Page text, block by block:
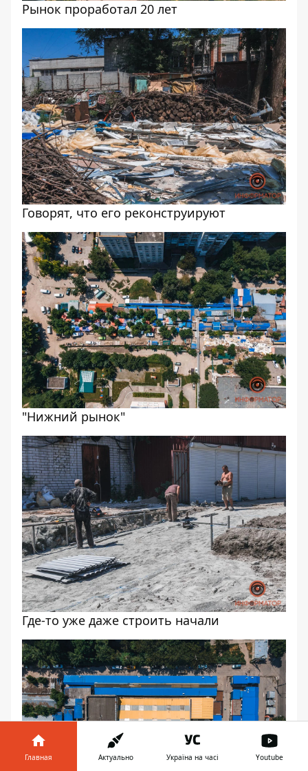
Рынок проработал 20 лет
Говорят, что его реконструируют
"Нижний рынок"
Где-то уже даже строить начали
Главная Актуально Україна на часі Youtube